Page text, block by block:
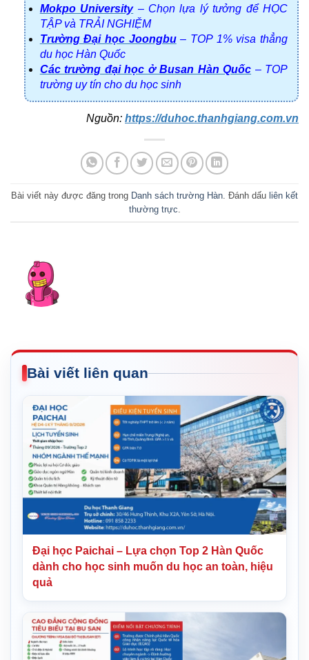
Mokpo University– Chọn lựa lý tưởng để HỌC
TẬP và TRẢI NGHIỆM
Trường Đại học Joongbu– TOP 1% visa thẳng
du học Hàn Quốc
Các trường đại học ở Busan Hàn Quốc – TOP
trường uy tín cho du học sinh
Nguồn: https://duhoc.thanhgiang.com.vn
Bài viết này được đăng trong Danh sách trường Hàn . Đánh dấu liên kết
thường trực
Bài viết liên quan
Đại học Paichai – Lựa chọn Top 2 Hàn Quốc
dành cho học sinh muốn du học an toàn, hiệu
quả